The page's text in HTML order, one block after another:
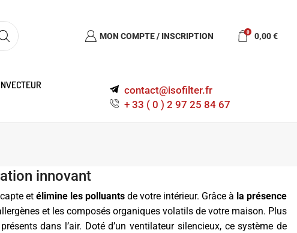
MON COMPTE / INSCRIPTION 0 0,00€
contact@isofilter.fr
+ 33 ( 0 ) 2 97 25 84 67
innovant
et élimine les polluants de votre intérieur. Grâce à la présence
et les composés organiques volatils de votre maison. Plus
dans l’air. Doté d’un ventilateur silencieux, ce système de